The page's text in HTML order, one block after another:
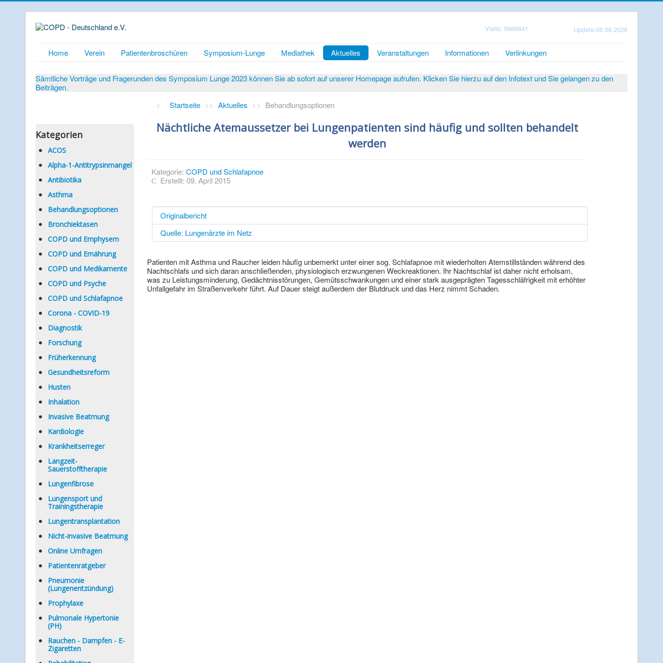
Visits: 5666641 Update:06.08.2026
Home Verein Patientenbroschüren Symposium-Lunge Mediathek Aktuelles Veranstaltungen Informationen Verlinkungen
Sämtliche Vorträge und Fragerunden des Symposium Lunge 2023 können Sie ab sofort auf unserer Homepage aufrufen. Klicken Sie hierzu auf den Infotext und Sie gelangen zu den
Beiträgen.
Kategorien
ACOS
Alpha-1-Antitrypsinmangel
Antibiotika
Asthma
Behandlungsoptionen
Bronchiektasen
COPD und Emphysem
COPD und Ernährung
COPD und Medikamente
COPD und Psyche
COPD und Schlafapnoe
Corona - COVID-19
Diagnostik
Forschung
Früherkennung
Gesundheitsreform
Husten
Inhalation
Invasive Beatmung
Kardiologie
Krankheitserreger
Langzeit-
Sauerstofftherapie
Lungenfibrose
Lungensport und
Trainingstherapie
Lungentransplantation
Nicht-invasive Beatmung
Online Umfragen
Patientenratgeber
Pneumonie
(Lungenentzündung)
Prophylaxe
Pulmonale Hypertonie
(PH)
Rauchen - Dampfen - E-
Zigaretten
Startseite >> Aktuelles >> Behandlungsoptionen
Nächtliche Atemaussetzer bei Lungenpatienten sind häufig und sollten behandelt
werden
Kategorie: COPD und Schlafapnoe
Erstellt: 09. April 2015
Originalbericht
Quelle: Lungenärzte im Netz
Patienten mit Asthma und Raucher leiden häufig unbemerkt unter einer sog. Schlafapnoe mit wiederholten Atemstillständen während des
Nachtschlafs und sich daran anschließenden, physiologisch erzwungenen Weckreaktionen. Ihr Nachtschlaf ist daher nicht erholsam,
was zu Leistungsminderung, Gedächtnisstörungen, Gemütsschwankungen und einer stark ausgeprägten Tagesschläfrigkeit mit erhöhter
Unfallgefahr im Straßenverkehr führt. Auf Dauer steigt außerdem der Blutdruck und das Herz nimmt Schaden.